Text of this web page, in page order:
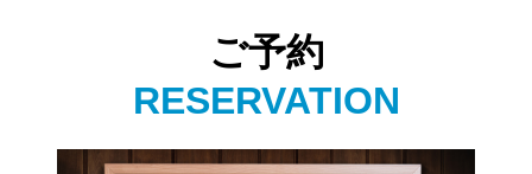
ご予約
RESERVATION